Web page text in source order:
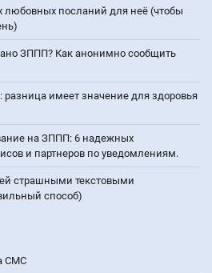
любовных посланий для неё (чтобы
ЗППП? Как анонимно сообщить
имеет значение для здоровья
на ЗППП: 6 надежных
и партнеров по уведомлениям.
страшными текстовыми
способ)
СМС